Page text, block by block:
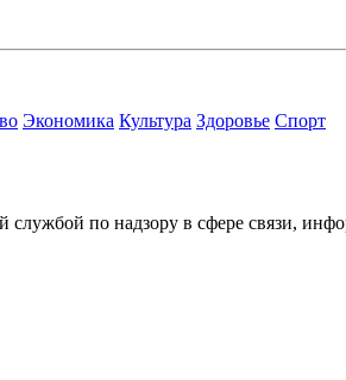
Экономика Культура Здоровье Спорт
по надзору в сфере связи,